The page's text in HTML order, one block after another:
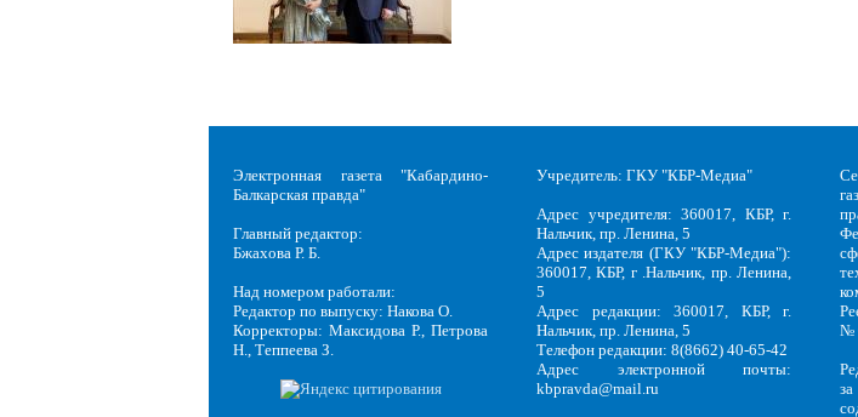
Электронная газета "Кабардино-
Балкарская правда"
Главный редактор:
Бжахова Р. Б.
Над номером работали:
Редактор по выпуску: Накова О.
Корректоры: Максидова Р., Петрова
Н., Теппеева З.
Учредитель: ГКУ "КБР-Медиа"
Адрес учредителя: 360017, КБР, г.
Нальчик, пр. Ленина, 5
Адрес издателя (ГКУ "КБР-Медиа"):
360017, КБР, г .Нальчик, пр. Ленина,
5
Адрес редакции: 360017, КБР, г.
Нальчик, пр. Ленина, 5
Телефон редакции: 8(8662) 40-65-42
Адрес электронной почты:
kbpravda@mail.ru
№